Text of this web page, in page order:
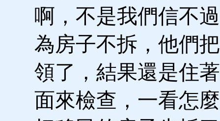
啊，不是我們信不
為房子不拆，他們
領了，結果還是住
面來檢查，一看怎